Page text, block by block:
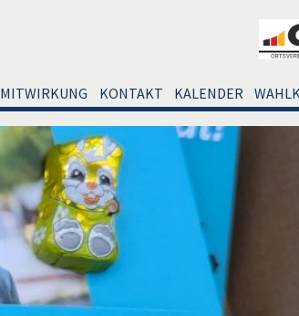
MITWIRKUNG KONTAKT KALENDER